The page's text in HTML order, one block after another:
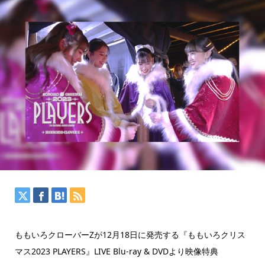
ももいろクローバーZが12月18日に発売する『ももいろクリス
マス2023 PLAYERS』LIVE Blu-ray & DVDより映像特典